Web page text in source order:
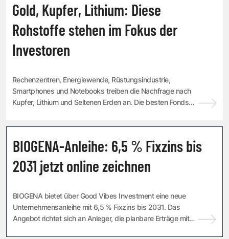
INVESTMENT
Gold, Kupfer, Lithium: Diese
Rohstoffe stehen im Fokus der
Investoren
Rechenzentren, Energiewende, Rüstungsindustrie,
Smartphones und Notebooks treiben die Nachfrage nach
Kupfer, Lithium und Seltenen Erden an. Die besten Fonds
BIOGENA-Anleihe: 6,5 % Fixzins bis
2031 jetzt online zeichnen
BIOGENA bietet über Good Vibes Investment eine neue
Unternehmensanleihe mit 6,5 % Fixzins bis 2031. Das
Angebot richtet sich an Anleger, die planbare Erträge mit